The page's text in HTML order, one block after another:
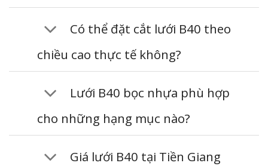
Có thể đặt cắt lưới B40 theo
chiều cao thực tế không?
Lưới B40 bọc nhựa phù hợp
cho những hạng mục nào?
Giá lưới B40 tại Tiền Giang